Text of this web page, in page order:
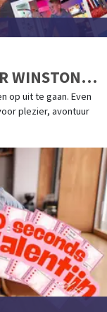
WINSTON
op uit te gaan. Even
plezier, avontuur